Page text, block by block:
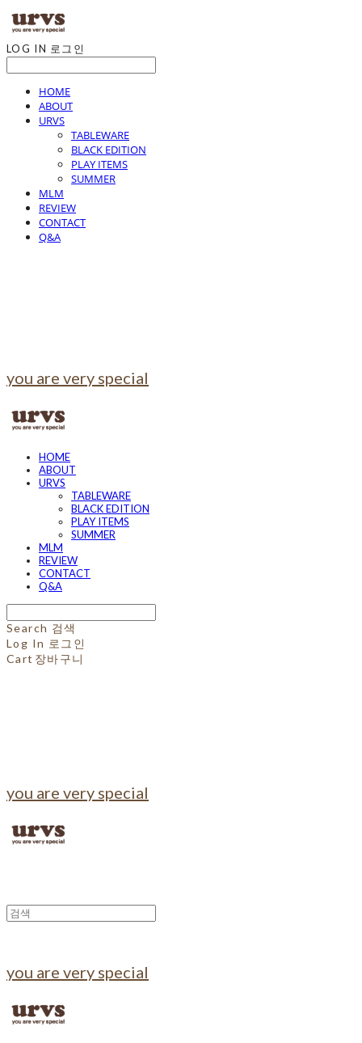
LOG IN 로그인
HOME
ABOUT
URVS
TABLEWARE
BLACK EDITION
PLAY ITEMS
SUMMER
MLM
REVIEW
CONTACT
Q&A
you are very special
HOME
ABOUT
URVS
TABLEWARE
BLACK EDITION
PLAY ITEMS
SUMMER
MLM
REVIEW
CONTACT
Q&A
Search 검색
Log In 로그인
Cart 장바구니
you are very special
you are very special